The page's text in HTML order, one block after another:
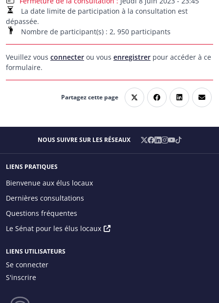
La date limite de participation à la consultation est
dépassée.
Nombre de participant(s) : 2, 950 participants
Veuillez vous connecter ou vous enregistrer pour accéder à ce
formulaire.
Partagez cette page
NOUS SUIVRE SUR LES RÉSEAUX
X Facebook
LinkedIn
Instagram
YouTube
TikTok
LIENS PRATIQUES
Main menu
Bienvenue aux élus locaux
Dernières consultations
Menu
principal
Questions fréquentes
Le Sénat pour les élus locaux
LIENS UTILISATEURS
Se connecter
Utilisateur
S'inscrire